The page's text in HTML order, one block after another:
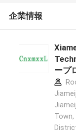
企業情報
Technology
ープ